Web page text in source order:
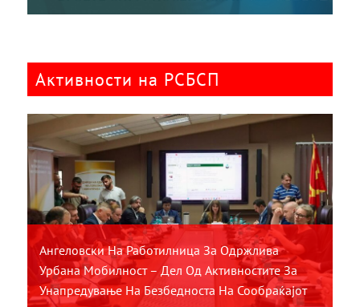
Активности на РСБСП
Ангеловски На Работилница За Одржлива
Урбана Мобилност – Дел Од Активностите За
Унапредување На Безбедноста На Сообраќајот